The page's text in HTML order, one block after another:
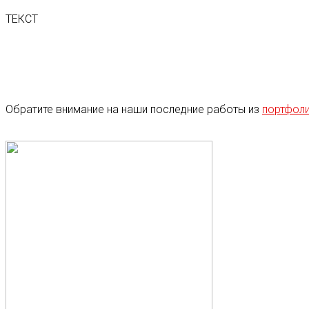
ТЕКСТ
Обратите внимание на наши последние работы из